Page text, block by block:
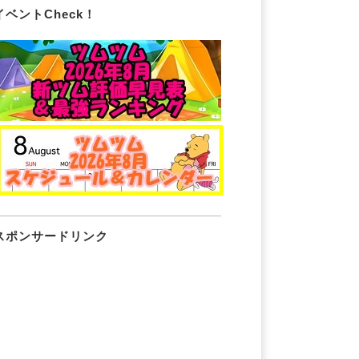
ベントCheck！
ポンサードリンク